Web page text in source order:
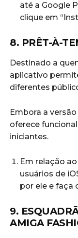
até a Google
clique em
8. PRÊT-À-
Destinado a
aplicativo
diferentes
Embora a
oferece
iniciantes.
Em relação
usuários de
por ele e faça
9.
AMIGA